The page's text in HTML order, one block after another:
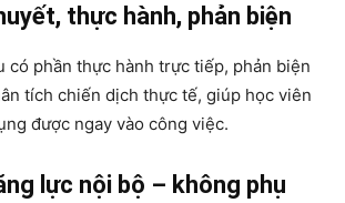
thực hành, phản biện
có phần thực hành trực tiếp, phản biện
tích chiến dịch thực tế, giúp học viên
được ngay vào công việc.
lực nội bộ – không phụ